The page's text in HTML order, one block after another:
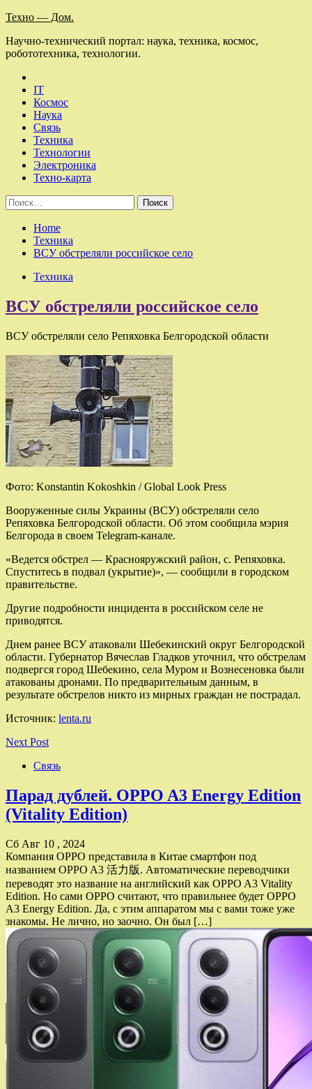
Skip
content
Техно — Дом.
Научно-технический портал: наука, техника, космос,
робототехника, технологии.
IT
Космос
Наука
Связь
Техника
Технологии
Электроника
Техно-карта
Найти:
Home
Техника
ВСУ обстреляли российское село
Техника
ВСУ обстреляли российское село
ВСУ обстреляли село Репяховка Белгородской области
Фото: Konstantin Kokoshkin / Global Look Press
Вооруженные силы Украины (ВСУ) обстреляли село
Репяховка Белгородской области. Об этом сообщила мэрия
Белгорода в своем Telegram-канале.
«Ведется обстрел — Краснояружский район, с. Репяховка.
Спуститесь в подвал (укрытие)», — сообщили в городском
правительстве.
Другие подробности инцидента в российском селе не
приводятся.
Днем ранее ВСУ атаковали Шебекинский округ Белгородской
области. Губернатор Вячеслав Гладков уточнил, что обстрелам
подвергся город Шебекино, села Муром и Вознесеновка были
атакованы дронами. По предварительным данным, в
результате обстрелов никто из мирных граждан не пострадал.
Источник: lenta.ru
Next Post
Связь
Парад дублей. OPPO A3 Energy Edition
(Vitality Edition)
Сб Авг 10 , 2024
Компания OPPO представила в Китае смартфон под
названием OPPO A3 活力版. Автоматические переводчики
переводят это название на английский как OPPO A3 Vitality
Edition. Но сами OPPO считают, что правильнее будет OPPO
A3 Energy Edition. Да, с этим аппаратом мы с вами тоже уже
знакомы. Не лично, но заочно. Он был […]